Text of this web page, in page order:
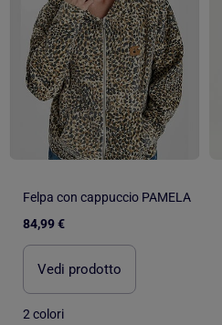
Felpa con cappuccio PAMELA
84,99 €
Vedi prodotto
2 colori